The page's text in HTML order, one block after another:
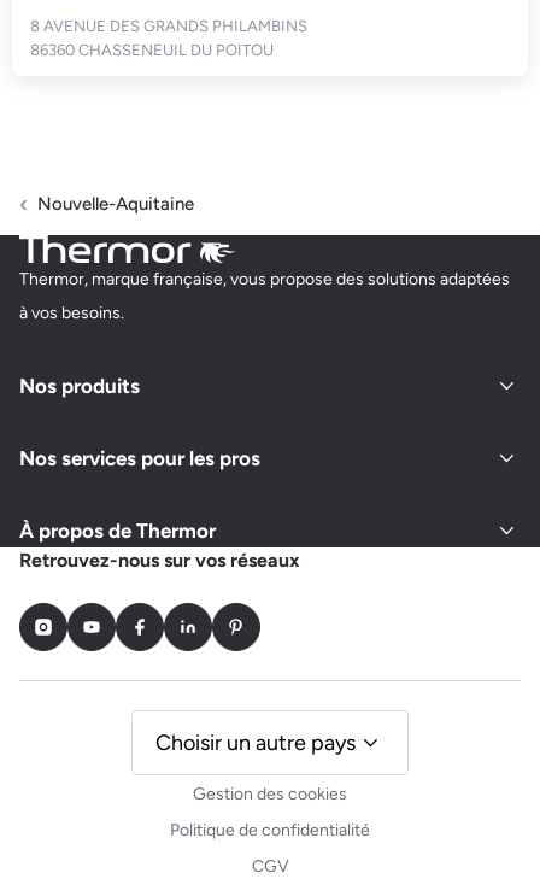
8 AVENUE DES GRANDS PHILAMBINS
86360 CHASSENEUIL DU POITOU
Nouvelle-Aquitaine
Thermor, marque française, vous propose des solutions adaptées
à vos besoins.
Nos produits
Nos services pour les pros
À propos de Thermor
Retrouvez-nous sur vos réseaux
InstagramYoutubeFacebookLinkedInPinterest
Gestion des cookies
Politique de confidentialité
CGV
Choisir un autre pays